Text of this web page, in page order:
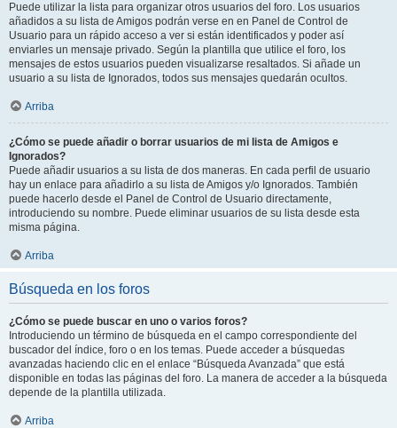
Puede utilizar la lista para organizar otros usuarios del foro. Los usuarios
añadidos a su lista de Amigos podrán verse en en Panel de Control de
Usuario para un rápido acceso a ver si están identificados y poder así
enviarles un mensaje privado. Según la plantilla que utilice el foro, los
mensajes de estos usuarios pueden visualizarse resaltados. Si añade un
usuario a su lista de Ignorados, todos sus mensajes quedarán ocultos.
Arriba
¿Cómo se puede añadir o borrar usuarios de mi lista de Amigos e
Ignorados?
Puede añadir usuarios a su lista de dos maneras. En cada perfil de usuario
hay un enlace para añadirlo a su lista de Amigos y/o Ignorados. También
puede hacerlo desde el Panel de Control de Usuario directamente,
introduciendo su nombre. Puede eliminar usuarios de su lista desde esta
misma página.
Arriba
Búsqueda en los foros
¿Cómo se puede buscar en uno o varios foros?
Introduciendo un término de búsqueda en el campo correspondiente del
buscador del índice, foro o en los temas. Puede acceder a búsquedas
avanzadas haciendo clic en el enlace “Búsqueda Avanzada” que está
disponible en todas las páginas del foro. La manera de acceder a la búsqueda
depende de la plantilla utilizada.
Arriba